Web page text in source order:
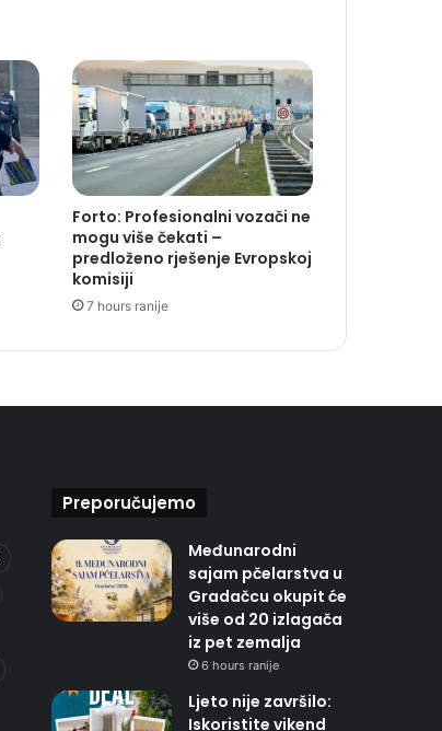
Forto: Profesionalni vozači ne
mogu više čekati –
predloženo rješenje Evropskoj
komisiji
7 hours ranije
Preporučujemo
Međunarodni
sajam pčelarstva u
Gradačcu okupit će
više od 20 izlagača
iz pet zemalja
6 hours ranije
Ljeto nije završilo:
Iskoristite vikend